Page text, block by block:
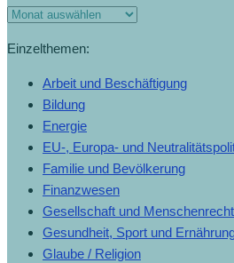
Einzelthemen:
Arbeit und Beschäftigung
Bildung
Energie
EU-, Europa- und
Familie und Bevölkerung
Finanzwesen
Gesellschaft und
Gesundheit, Sport und
Glaube / Religion